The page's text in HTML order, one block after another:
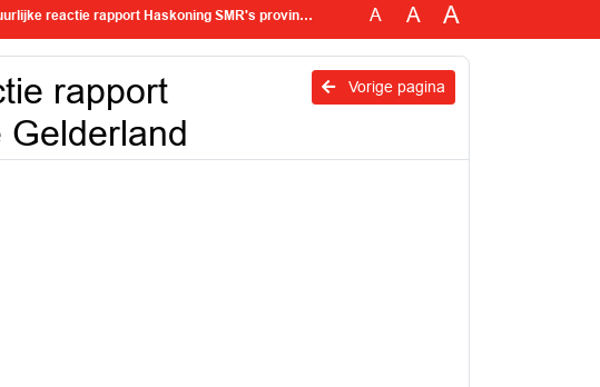
reactie rapport Haskoning SMR's provincie Gelderland A A A
Vorige pagina
rapport
Gelderland